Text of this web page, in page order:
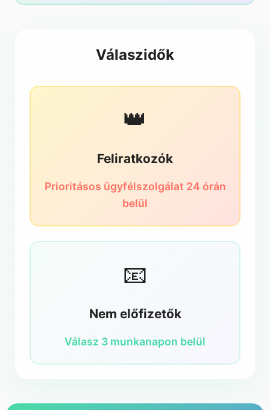
Válaszidők
👑
Feliratkozók
Prioritásos ügyfélszolgálat 24 órán
belül
📧
Nem előfizetők
Válasz 3 munkanapon belül